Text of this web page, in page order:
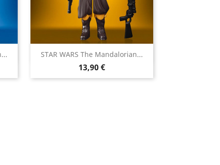
STAR WARS The Mandalorian...
Prix
13,90 €
Aperçu rapide